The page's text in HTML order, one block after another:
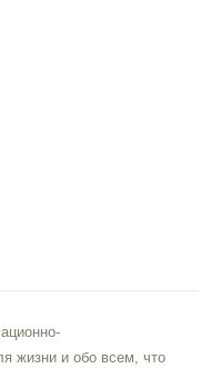
жизни и обо всем, что